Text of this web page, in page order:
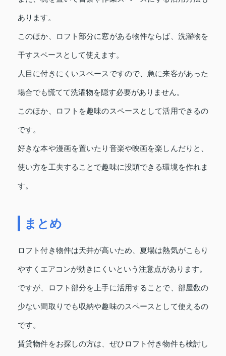
あります。
このほか、ロフト部分に窓がある物件ならば、洗濯物を
干すスペースとして使えます。
人目に付きにくいスペースですので、急に来客があった
場合でも慌てて洗濯物を隠す必要がありません。
このほか、ロフトを趣味のスペースとして活用できるの
です。
好きな本や漫画を置いたり音楽や映画を楽しんだりと、
使い方を工夫することで趣味に没頭できる環境を作れま
す。
まとめ
ロフト付き物件は天井が高いため、夏場は熱気がこもり
やすくエアコンが効きにくいという注意点があります。
ですが、ロフト部分を上手に活用することで、部屋数の
少ない間取りでも収納や趣味のスペースとして使えるの
です。
賃貸物件をお探しの方は、ぜひロフト付き物件も検討し